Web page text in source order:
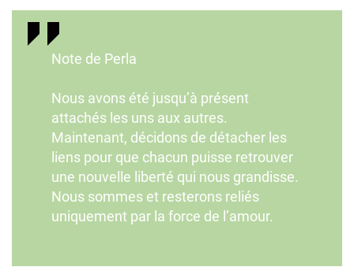
Note de Perla
Nous avons été jusqu’à présent
attachés les uns aux autres.
Maintenant, décidons de détacher les
liens pour que chacun puisse retrouver
une nouvelle liberté qui nous grandisse.
Nous sommes et resterons reliés
uniquement par la force de l’amour.